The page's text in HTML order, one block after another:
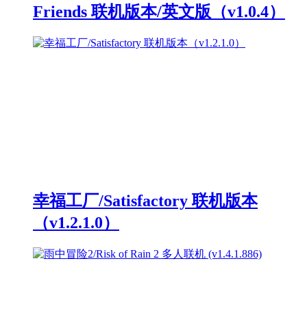
Friends 联机版本/英文版（v1.0.4）
幸福工厂/Satisfactory 联机版本
（v1.2.1.0）